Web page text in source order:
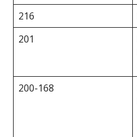
216
201
200-168